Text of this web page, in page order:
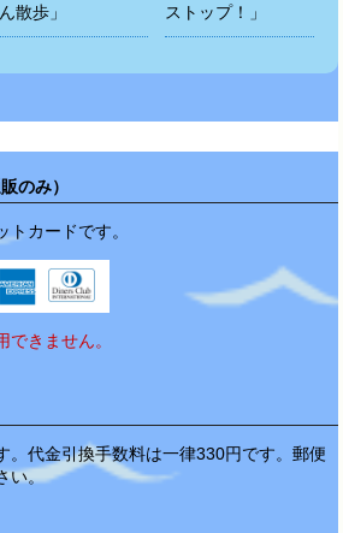
ん散歩」
ストップ！」
のみ）
トカードです。
できません。
。代金引換手数料は一律330円です。郵便
。